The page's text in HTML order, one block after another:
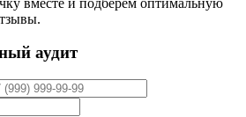
аудит